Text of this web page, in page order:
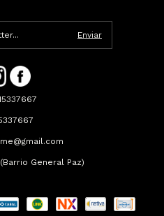
General Paz)